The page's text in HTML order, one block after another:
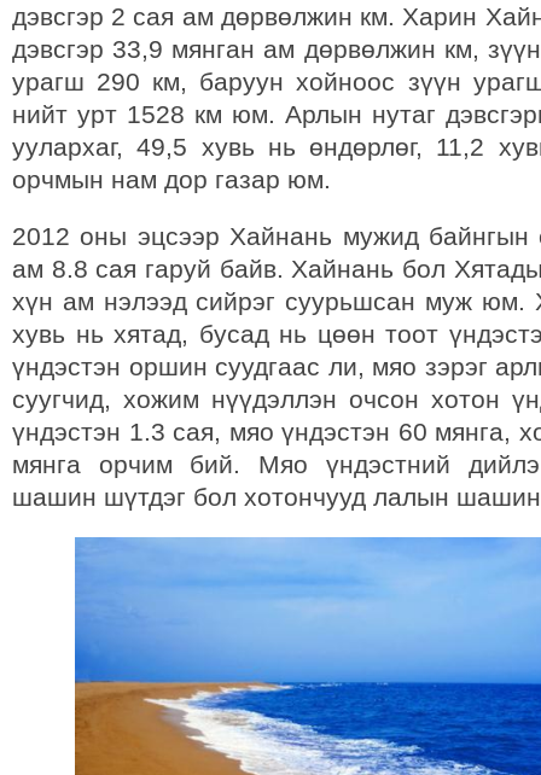
дэвсгэр 2 сая ам дөрвөлжин км. Харин
дэвсгэр 33,9 мянган ам дөрвөлжин км,
урагш 290 км, баруун хойноос зүүн
нийт урт 1528 км юм. Арлын нутаг
уулархаг, 49,5 хувь нь өндөрлөг, 11,2
орчмын нам дор газар юм.
2012 оны эцсээр Хайнань мужид байнгын
ам 8.8 сая гаруй байв. Хайнань бол
хүн ам нэлээд сийрэг суурьшсан муж юм.
хувь нь хятад, бусад нь цөөн тоот
үндэстэн оршин суудгаас ли, мяо зэрэг
суугчид, хожим нүүдэллэн очсон хотон
үндэстэн 1.3 сая, мяо үндэстэн 60 мянга,
мянга орчим бий. Мяо үндэстний
шашин шүтдэг бол хотончууд лалын